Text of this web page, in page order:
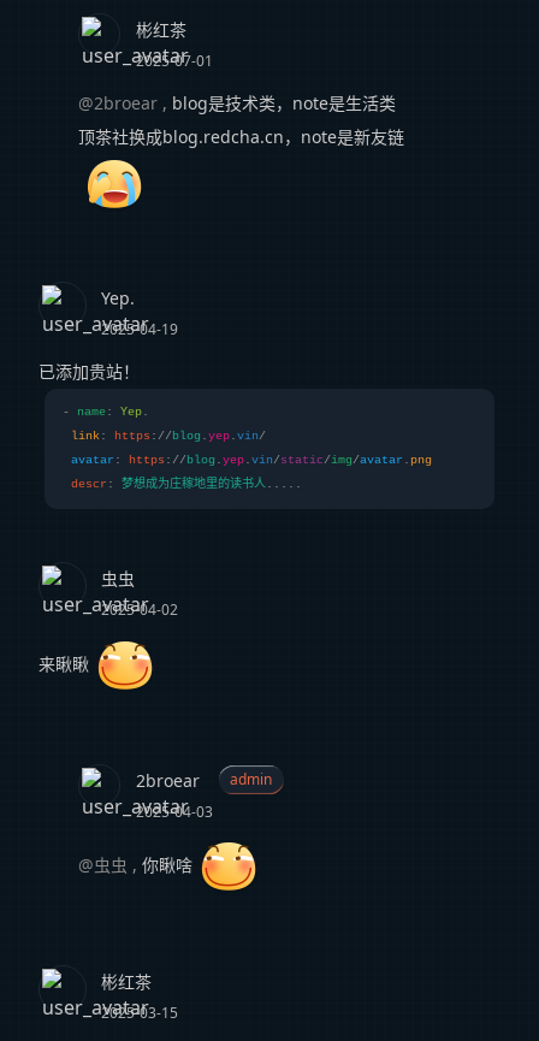
彬红茶
2025-07-01
@2broear, blog是技术类，note是生活类
顶茶社换成blog.redcha.cn，note是新友链
Yep.
2025-04-19
已添加贵站！
- name: Yep.
link: https :// blog .yep.vin/
avatar : https :// blog .yep.vin/static/img/avatar . png
descr : 梦想成为庄稼地里的读书人.....
虫虫
2025-04-02
来瞅瞅
2broear
admin
2025-04-03
@虫虫 , 你瞅啥
彬红茶
2025-03-15